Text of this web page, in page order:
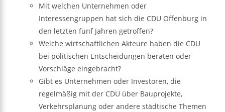
Mit welchen Unternehmen oder
Interessengruppen hat sich die CDU Offenburg in
den letzten fünf Jahren getroffen?
Welche wirtschaftlichen Akteure haben die CDU
bei politischen Entscheidungen beraten oder
Vorschläge eingebracht?
Gibt es Unternehmen oder Investoren, die
regelmäßig mit der CDU über Bauprojekte,
Verkehrsplanung oder andere städtische Themen